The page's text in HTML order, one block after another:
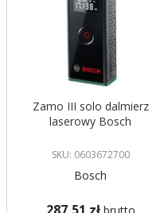
Zamo III solo dalmierz
laserowy Bosch
SKU: 0603672700
Bosch